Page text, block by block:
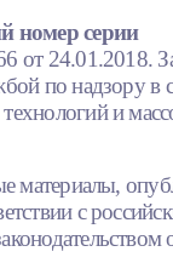
номер серии
24.01.2018.
по надзору в
и
материалы,
с